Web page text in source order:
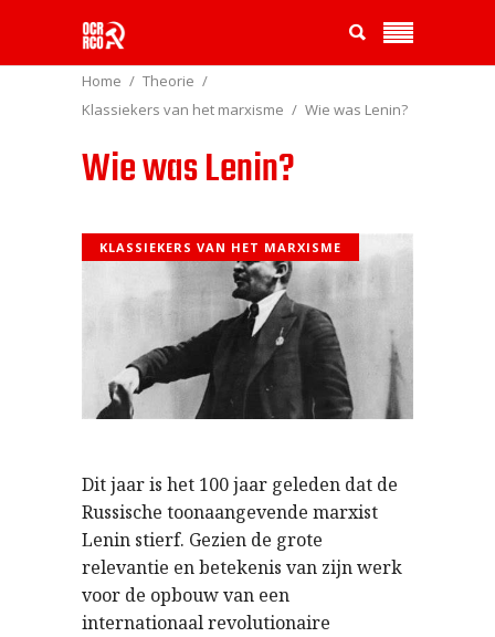
Home
Theorie
Klassiekers van het marxisme
Wie was Lenin?
Wie was Lenin?
KLASSIEKERS VAN HET MARXISME
Dit jaar is het 100 jaar geleden dat de
Russische toonaangevende marxist
Lenin stierf. Gezien de grote
relevantie en betekenis van zijn werk
voor de opbouw van een
internationaal revolutionaire